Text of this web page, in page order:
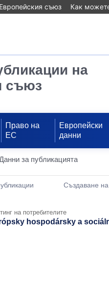
съюз Как
на
съюз
Право на
ЕС
Европейски
данни
за публикацията
Actions PortletСъздаване
на потребителите
hospodársky a